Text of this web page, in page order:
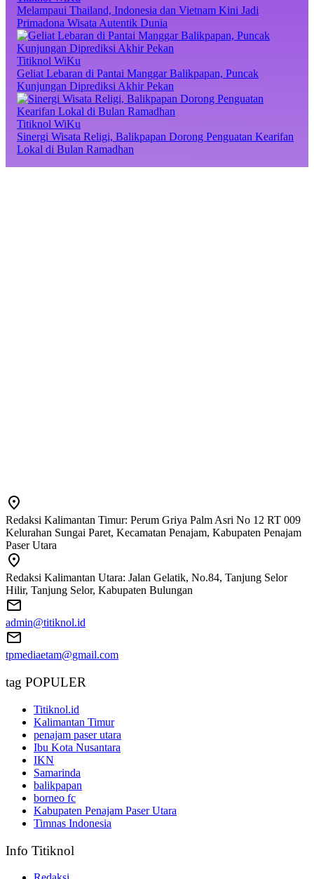
Melampaui Thailand, Indonesia dan Vietnam Kini Jadi
Primadona Wisata Autentik Dunia
Titiknol WiKu
Geliat Lebaran di Pantai Manggar Balikpapan, Puncak
Kunjungan Diprediksi Akhir Pekan
Titiknol WiKu
Sinergi Wisata Religi, Balikpapan Dorong Penguatan Kearifan
Lokal di Bulan Ramadhan
Redaksi Kalimantan Timur: Perum Griya Palm Asri No 12 RT 009
Kelurahan Sungai Paret, Kecamatan Penajam, Kabupaten Penajam
Paser Utara
Redaksi Kalimantan Utara: Jalan Gelatik, No.84, Tanjung Selor
Hilir, Tanjung Selor, Kabupaten Bulungan
admin@titiknol.id
tpmediaetam@gmail.com
tag POPULER
Titiknol.id
Kalimantan Timur
penajam paser utara
Ibu Kota Nusantara
IKN
Samarinda
balikpapan
borneo fc
Kabupaten Penajam Paser Utara
Timnas Indonesia
Info Titiknol